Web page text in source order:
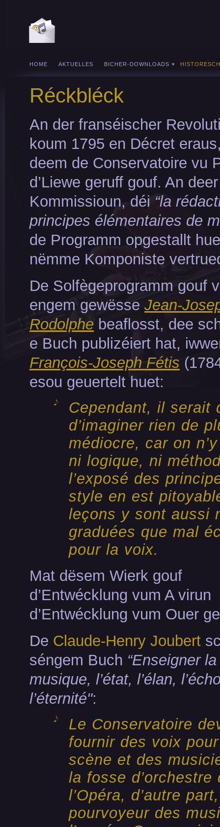
HOME AKTUELLES BICHER-DOWNLOADS
Réckbléck
An der franséischer
koum 1795 en Décret
deem de Conservatoire vu
d’Liewe geruff gouf. An deer
Kommissioun, déi “la
principes élémentaires de
de Programm opgestallt
nëmme Komponiste
De Solfègeprogramm gouf
engem gewësse Jean-
Rodolphe beaflosst, dee
e Buch publizéiert hat,
François-Joseph Fétis
esou geuertelt huet:
Cependant, il serait
d’imaginer rien de
médiocre, car on
ni logique, ni
l’exposé des
style en est
leçons y sont aussi
graduées que mal
pour la voix.
Mat dësem Wierk gouf
d’Entwécklung vum A virun
d’Entwécklung vum Ouer
De Claude-Henry Joubert
séngem Buch “Enseigner la
musique, l’état, l’élan,
l’éternité":
Le Conservatoire
fournir des voix
scène et des
la fosse d’orchestre
l’Opéra, d’autre
pourvoyeur des